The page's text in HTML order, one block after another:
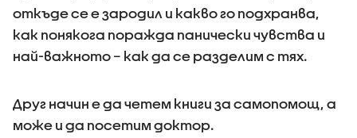
откъде се е зародил и какво го подхранва,
как понякога поражда панически чувства и
най-важното – как да се разделим с тях.
Друг начин е да четем книги за самопомощ, а
може и да посетим доктор.